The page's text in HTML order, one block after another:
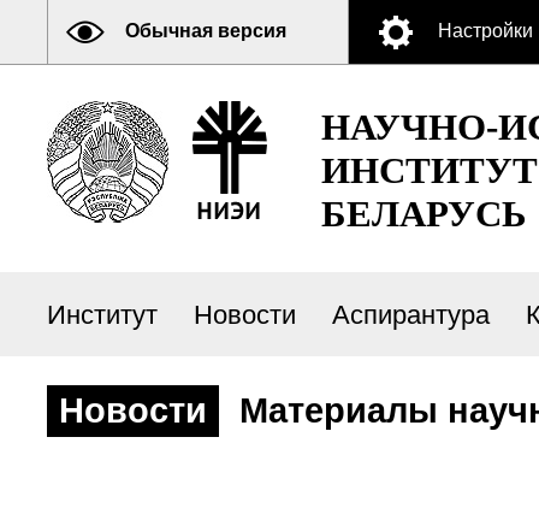
Обычная версия Настройки
НАУЧНО-
БЕЛАРУСЬ
Институт Новости Аспирантура
Новости Материалы